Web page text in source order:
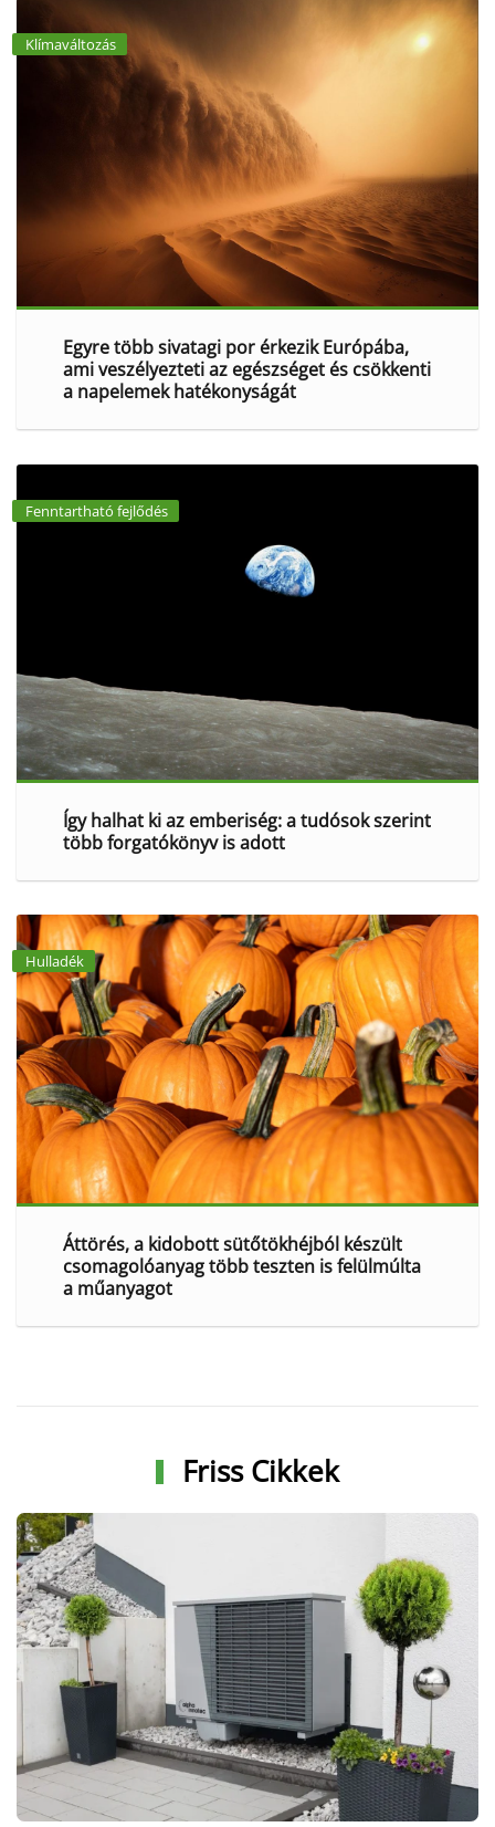
Klímaváltozás
Egyre több sivatagi por érkezik Európába,
ami veszélyezteti az egészséget és csökkenti
a napelemek hatékonyságát
Fenntartható fejlődés
Így halhat ki az emberiség: a tudósok szerint
több forgatókönyv is adott
Hulladék
Áttörés, a kidobott sütőtökhéjból készült
csomagolóanyag több teszten is felülmúlta
a műanyagot
Friss Cikkek